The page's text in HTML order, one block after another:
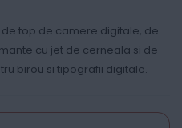
top de camere digitale, de
cu jet de cerneala si de
birou si tipografii digitale.